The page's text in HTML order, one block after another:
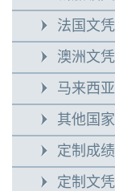
法国文
澳洲文
马来西
其他国
定制成
定制文